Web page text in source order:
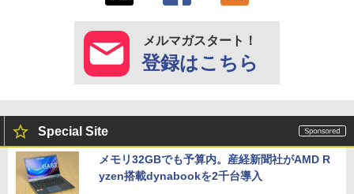
メルマガスタート！
登録はこちら
Special Site
メモリ32GBでも予算内。産経新聞社がAMD R
yzen搭載dynabookを2千台導入